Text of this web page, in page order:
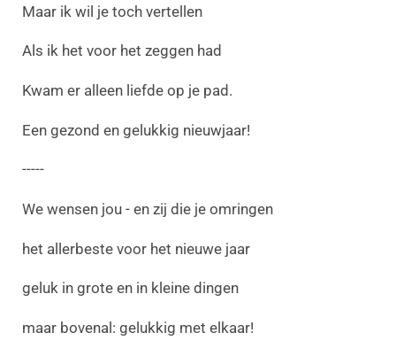
Maar ik wil je toch vertellen
Als ik het voor het zeggen had
Kwam er alleen liefde op je pad.
Een gezond en gelukkig nieuwjaar!
-----
We wensen jou - en zij die je omringen
het allerbeste voor het nieuwe jaar
geluk in grote en in kleine dingen
maar bovenal: gelukkig met elkaar!